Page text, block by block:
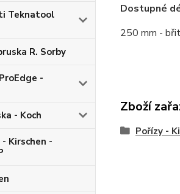
Teknatool
R. Sorby
-
- Koch
Kirschen -
Dostupné
250 mm -
Zboží
Pořízy -